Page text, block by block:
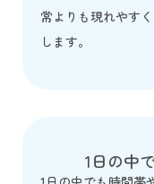
常よりも現れやす
します。
1日の中